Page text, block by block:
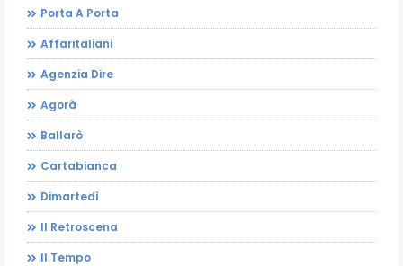
Porta A Porta
Affaritaliani
Agenzia Dire
Agorà
Ballarò
Cartabianca
Dimartedì
Il Retroscena
Il Tempo